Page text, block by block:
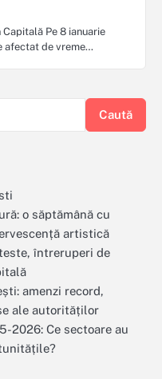
Pe 8 ianuarie
afectat de vreme…
Caută
o săptămână cu
artistică
întreruperi de
amenzi record,
ale autorităților
2026: Ce sectoare au